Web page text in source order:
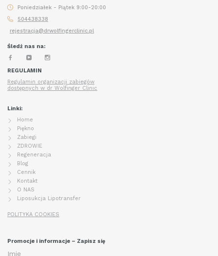
Poniedziałek - Piątek 9:00-20:00
504438338
rejestracja@drwolfingerclinic.pl
Śledź nas na:
REGULAMIN
Regulamin organizacji zabiegów
dostępnych w dr Wolfinger Clinic
Linki:
Home
Piękno
Zabiegi
ZDROWIE
Regeneracja
Blog
Cennik
Kontakt
O NAS
Liposukcja Lipotransfer
POLITYKA COOKIES
Promocje i informacje – Zapisz się
Imię